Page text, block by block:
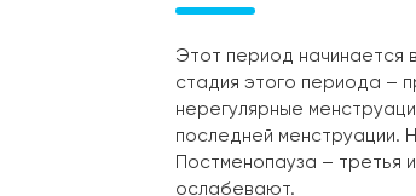
Этот период начинается
стадия этого периода –
нерегулярные
последней менструации.
Постменопауза – третья
ослабевают.